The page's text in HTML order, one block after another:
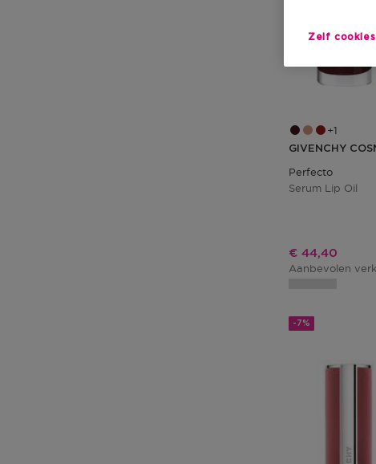
1
GIVENCHY
Perfecto
Serum Lip Oil
Kortingsprijs
€ 44,40
Aanbevolen
-7%
Zelf